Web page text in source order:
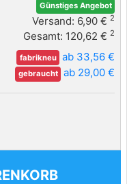
Günstiges Angebot
Versand: 6,90 € 2
Gesamt: 120,62 € 2
fabrikneu ab 33,56 €
gebraucht ab 29,00 €